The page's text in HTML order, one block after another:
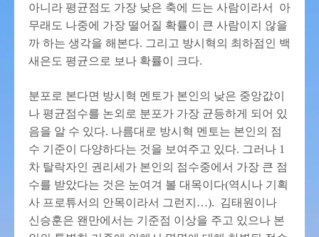
아니라 평균점도 가장 낮은 축에 드는 사람이라서 아
무래도 나중에 가장 떨어질 확률이 큰 사람이지 않을
까 하는 생각을 해본다. 그리고 방시혁의 최하점인 백
새은도 평균으로 보나 확률이 크다.
분포로 본다면 방시혁 멘토가 본인의 낮은 중앙값이
나 평균점수를 논외로 분포가 가장 균등하게 되어 있
음을 알 수 있다. 나름대로 방시혁 멘토는 본인의 점
수 기준이 다양하다는 것을 보여주고 있다. 그러나 1
차 탈락자인 권리세가 본인의 점수중에서 가장 큰 점
수를 받았다는 것은 눈여겨 볼 대목이다(역시나 기획
사 프로튜서의 안목이라서 그런지…). 김태원이나
신승훈은 왠만에서는 기준점 이상을 주고 있으나 본